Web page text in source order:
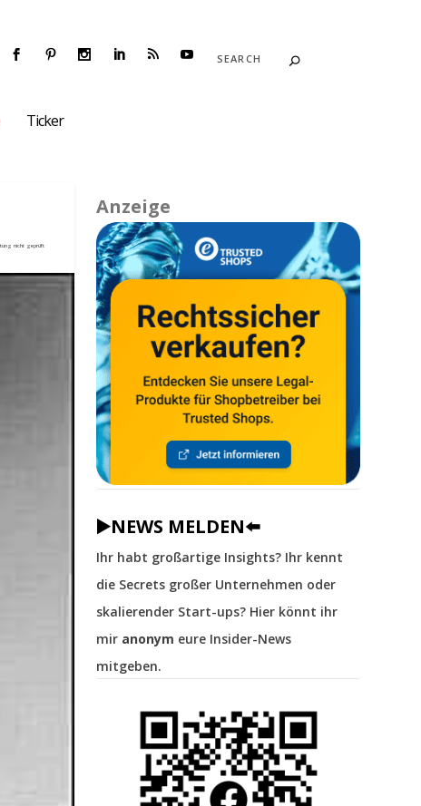
Ticker
Anzeige
▶️NEWS MELDEN⬅️
Ihr habt großartige Insights? Ihr kennt
die Secrets großer Unternehmen oder
skalierender Start-ups? Hier könnt ihr
mir anonym eure Insider-News
mitgeben.